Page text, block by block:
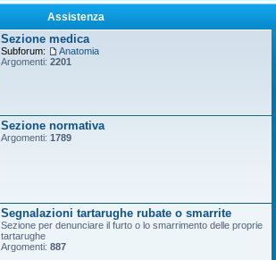
Assistenza
Sezione medica
Subforum:
Anatomia
Argomenti: 2201
Sezione normativa
Argomenti: 1789
Segnalazioni tartarughe rubate o smarrite
Sezione per denunciare il furto o lo smarrimento delle proprie
tartarughe
Argomenti: 887